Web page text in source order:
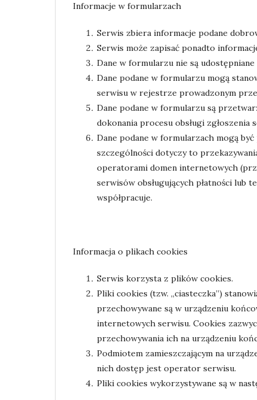
Informacje w formularzach
Serwis zbiera informacje podane
Serwis może zapisać ponadto
Dane w formularzu nie są
Dane podane w formularzu mogą
serwisu w rejestrze prowadzonym
Dane podane w formularzu są
dokonania procesu obsługi
Dane podane w formularzach mogą
szczególności dotyczy to
operatorami domen internetowych
serwisów obsługujących płatności
współpracuje.
Informacja o plikach cookies
Serwis korzysta z plików cookies.
Pliki cookies (tzw. „ciasteczka”)
przechowywane są w urządzeniu
internetowych serwisu. Cookies
przechowywania ich na urządzeniu
Podmiotem zamieszczającym na
nich dostęp jest operator serwisu.
Pliki cookies wykorzystywane są w